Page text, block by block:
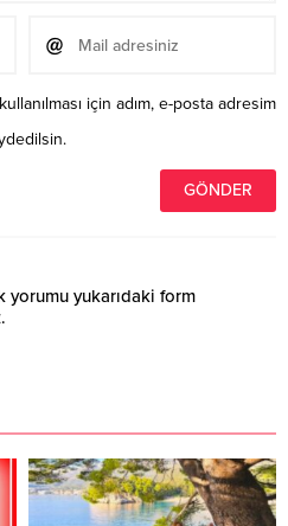
için adım, e-posta adresim
yorumu yukarıdaki form